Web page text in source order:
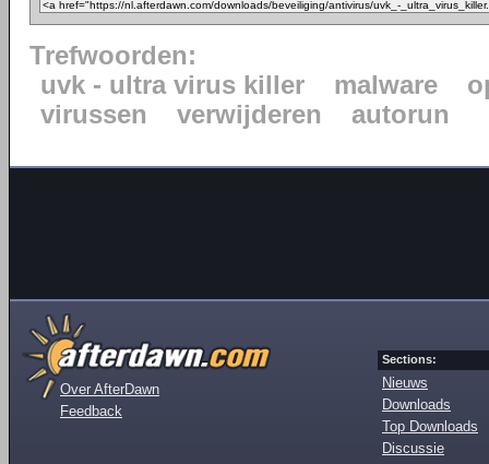
Trefwoorden:
uvk - ultra virus killer
malware
virussen
verwijderen autorun
Over AfterDawn
Feedback
Sections:
Nieuws
Downloads
Top Downloads
Discussie